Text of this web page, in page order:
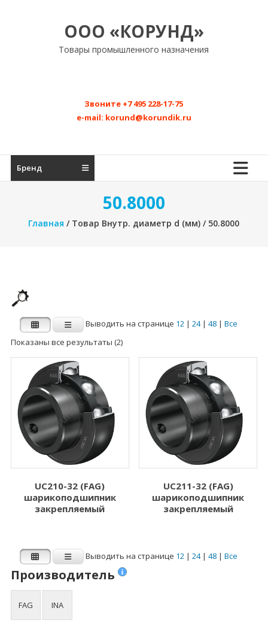
ООО «КОРУНД»
Товары промышленного назначения
Звоните +7 495 228-17-75
e-mail: korund@korundik.ru
Бренд
50.8000
Главная / Товар Внутр. диаметр d (мм) / 50.8000
FAG INA
Категории
Внутренний
диаметр d (мм)
1.000
2.000
3.000
4.762
Показать больше
Наружный диаметр
D (мм)
5.000
6.000
1.000
Выводить на странице 12| 24| 48| Все
Показаны все результаты (2)
UC210-32 (FAG)
шарикоподшипник
закрепляемый
UC211-32 (FAG)
шарикоподшипник
закрепляемый
Выводить на странице 12 | 24| 48| Все
Производитель
FAG INA